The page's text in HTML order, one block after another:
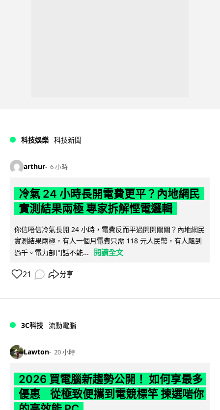
科技娛樂 科技新聞
arthur 6 小時
冷氣 24 小時長開電費更平？內地網民
實測結果兩極 專家拆解慳電邏輯
你信唔信冷氣長開 24 小時，電費反而平過開開關關？內地網民
實測結果兩極，有人一個月電費只需 118 元人民幣，有人飆到
過千。電力部門話不能...
閱讀全文
21 分享
3C科技 流動電腦
Lawton 20 小時
2026 買電腦新趨勢公開！ 如何享最多
優惠 從極致便攜到電競標竿 揀選啱你